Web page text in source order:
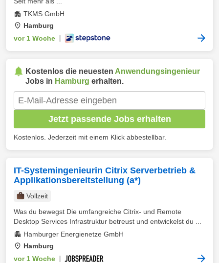
TKMS GmbH
Hamburg
vor 1 Woche
Kostenlos die neuesten Anwendungsingenieur
Jobs in Hamburg erhalten.
Jetzt passende Jobs erhalten
Kostenlos. Jederzeit mit einem Klick abbestellbar.
IT-Systemingenieurin Citrix Serverbetrieb &
Applikationsbereitstellung (a*)
Vollzeit
Was du bewegst Die umfangreiche Citrix- und Remote
Desktop Services Infrastruktur betreust und entwickelst du ...
Hamburger Energienetze GmbH
Hamburg
vor 1 Woche